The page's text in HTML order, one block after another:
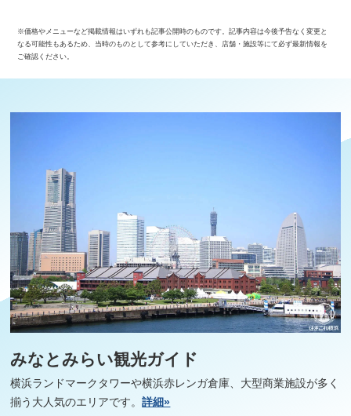
※価格やメニューなど掲載情報はいずれも記事公開時のものです。記事内容は今後予告なく変更と
なる可能性もあるため、当時のものとして参考にしていただき、店舗・施設等にて必ず最新情報を
ご確認ください。
みなとみらい観光ガイド
横浜ランドマークタワーや横浜赤レンガ倉庫、大型商業施設が多く
揃う大人気のエリアです。詳細»